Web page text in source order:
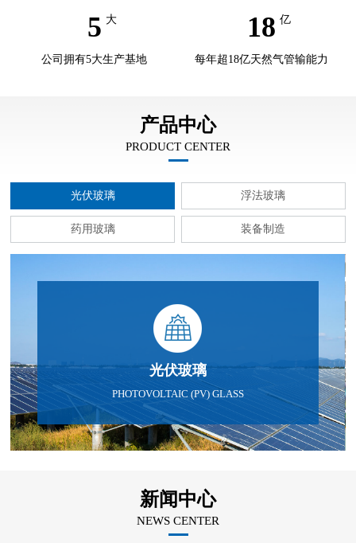
5 大
公司拥有5大生产基地
18 亿
每年超18亿天然气管输能力
产品中心
PRODUCT CENTER
光伏玻璃 浮法玻璃
药用玻璃 装备制造
光伏玻璃
PHOTOVOLTAIC (PV) GLASS
新闻中心
NEWS CENTER